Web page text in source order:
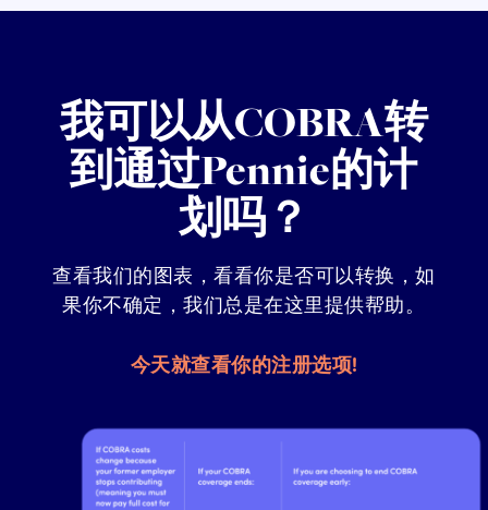
我可以从COBRA转
到通过Pennie的计
划吗？
查看我们的图表，看看你是否可以转换，如
果你不确定，我们总是在这里提供帮助。
今天就查看你的注册选项!